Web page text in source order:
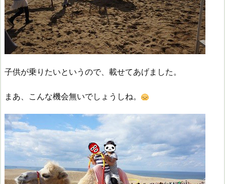
子供が乗りたいというので、載せてあげました。
まあ、こんな機会無いでしょうしね。